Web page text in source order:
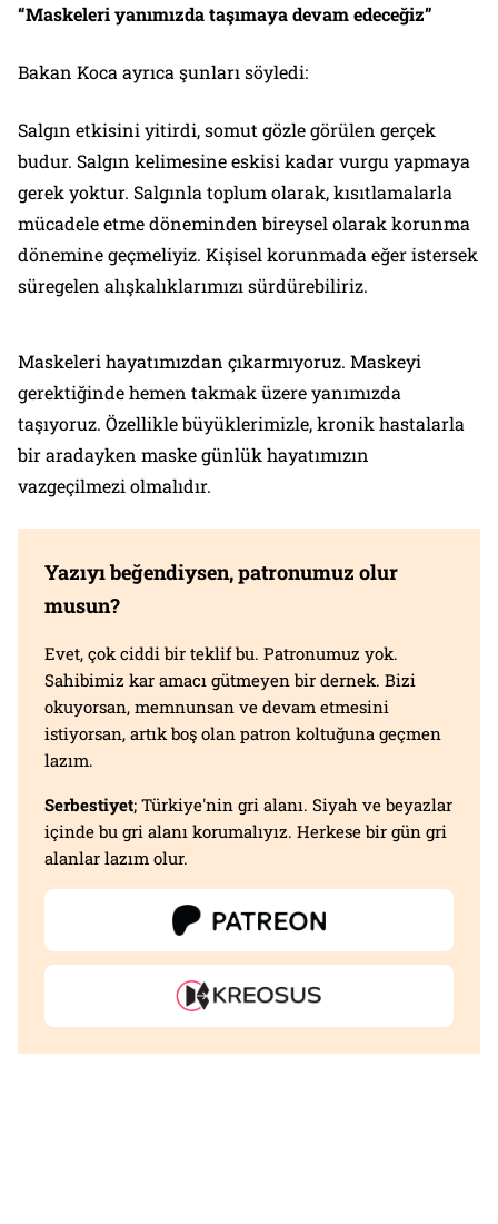
“Maskeleri yanımızda taşımaya devam edeceğiz”
Bakan Koca ayrıca şunları söyledi:
Salgın etkisini yitirdi, somut gözle görülen gerçek
budur. Salgın kelimesine eskisi kadar vurgu yapmaya
gerek yoktur. Salgınla toplum olarak, kısıtlamalarla
mücadele etme döneminden bireysel olarak korunma
dönemine geçmeliyiz. Kişisel korunmada eğer istersek
süregelen alışkalıklarımızı sürdürebiliriz.
Maskeleri hayatımızdan çıkarmıyoruz. Maskeyi
gerektiğinde hemen takmak üzere yanımızda
taşıyoruz. Özellikle büyüklerimizle, kronik hastalarla
bir aradayken maske günlük hayatımızın
vazgeçilmezi olmalıdır.
Yazıyı beğendiysen, patronumuz olur
musun?
Evet, çok ciddi bir teklif bu. Patronumuz yok.
Sahibimiz kar amacı gütmeyen bir dernek. Bizi
okuyorsan, memnunsan ve devam etmesini
istiyorsan, artık boş olan patron koltuğuna geçmen
lazım.
Serbestiyet; Türkiye'nin gri alanı. Siyah ve beyazlar
içinde bu gri alanı korumalıyız. Herkese bir gün gri
alanlar lazım olur.